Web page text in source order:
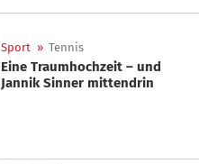
Sport » Tennis
Eine Traumhochzeit – und
Jannik Sinner mittendrin